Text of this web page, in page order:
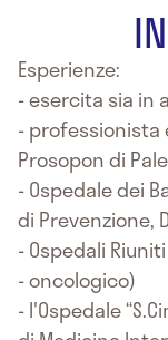
Esperienze:
- esercita sia in
-
Prosopon di
- Ospedale dei
di Prevenzione,
- Ospedali
- oncologico)
- l'Ospedale